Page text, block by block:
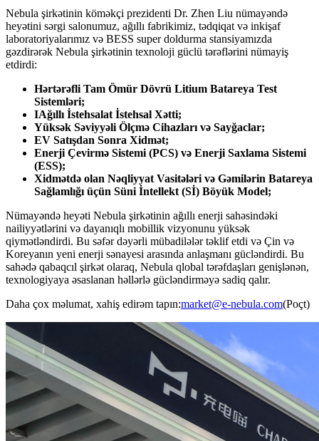
Nebula şirkətinin köməkçi prezidenti Dr. Zhen Liu nümayəndə
heyətini sərgi salonumuz, ağıllı fabrikimiz, tədqiqat və inkişaf
laboratoriyalarımız və BESS super doldurma stansiyamızda
gəzdirərək Nebula şirkətinin texnoloji güclü tərəflərini nümayiş
etdirdi:
Hərtərəfli Tam Ömür Dövrü Litium Batareya Test
Sistemləri;
IAğıllı İstehsalat İstehsal Xətti;
Yüksək Səviyyəli Ölçmə Cihazları və Sayğaclar;
EV Satışdan Sonra Xidmət;
Enerji Çevirmə Sistemi (PCS) və Enerji Saxlama Sistemi
(ESS);
Xidmətdə olan Nəqliyyat Vasitələri və Gəmilərin Batareya
Sağlamlığı üçün Süni İntellekt (Sİ) Böyük Model;
Nümayəndə heyəti Nebula şirkətinin ağıllı enerji sahəsindəki
nailiyyətlərini və dayanıqlı mobillik vizyonunu yüksək
qiymətləndirdi. Bu səfər dəyərli mübadilələr təklif etdi və Çin və
Koreyanın yeni enerji sənayesi arasında anlaşmanı gücləndirdi. Bu
sahədə qabaqcıl şirkət olaraq, Nebula qlobal tərəfdaşları genişlənən,
texnologiyaya əsaslanan həllərlə gücləndirməyə sadiq qalır.
Daha çox məlumat, xahiş edirəm tapın:market@e-nebula.com(Poçt)